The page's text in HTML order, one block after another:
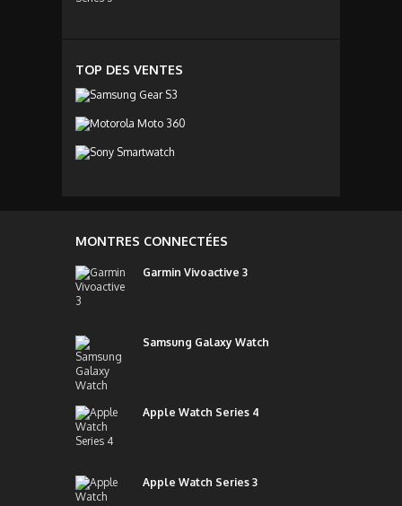
TOP DES VENTES
MONTRES CONNECTÉES
Garmin Vivoactive 3
Samsung Galaxy Watch
Apple Watch Series 4
Apple Watch Series 3